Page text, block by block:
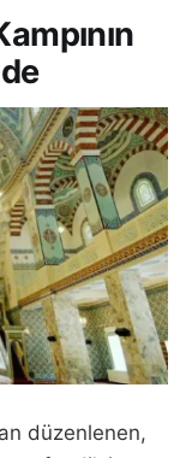
düzenlenen,